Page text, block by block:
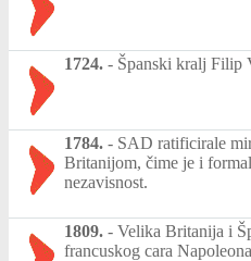
1724. - Španski kralj Filip
1784. - SAD ratificirale
Britanijom, čime je i
nezavisnost.
1809. - Velika Britanija i
francuskog cara